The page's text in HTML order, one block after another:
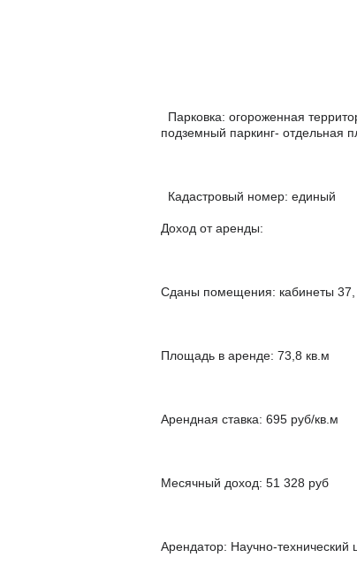
Парковка: огороженная
подземный паркинг- отдельная
Кадастровый номер: единый
Доход от аренды:
Сданы помещения: кабинеты 37,
Площадь в аренде: 73,8 кв.м
Арендная ставка: 695 руб/кв.м
Месячный доход: 51 328 руб
Арендатор: Научно-технический